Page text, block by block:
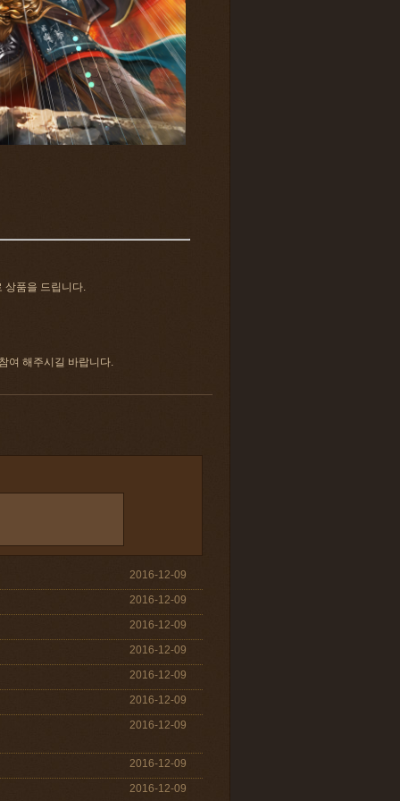
상품을 드립니다.
여 해주시길 바랍니다.
2016-12-09
2016-12-09
2016-12-09
2016-12-09
2016-12-09
2016-12-09
2016-12-09
2016-12-09
2016-12-09